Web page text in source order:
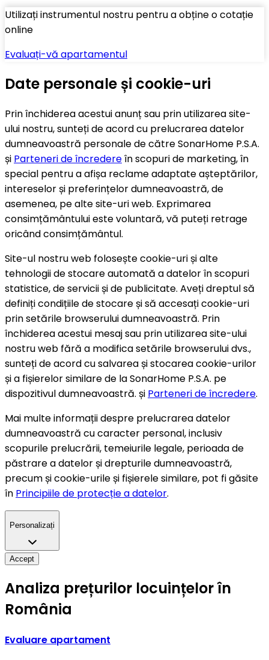
Utilizați instrumentul nostru pentru a obține o cotație
online
Evaluați-vă apartamentul
Date personale și cookie-uri
Prin închiderea acestui anunț sau prin utilizarea site-
ului nostru, sunteți de acord cu prelucrarea datelor
dumneavoastră personale de către SonarHome P.S.A.
și Parteneri de încredereîn scopuri de marketing, în
special pentru a afișa reclame adaptate așteptărilor,
intereselor și preferințelor dumneavoastră, de
asemenea, pe alte site-uri web. Exprimarea
consimțământului este voluntară, vă puteți retrage
oricând consimțământul.
Site-ul nostru web folosește cookie-uri și alte
tehnologii de stocare automată a datelor în scopuri
statistice, de servicii și de publicitate. Aveți dreptul să
definiți condițiile de stocare și să accesați cookie-uri
prin setările browserului dumneavoastră. Prin
închiderea acestui mesaj sau prin utilizarea site-ului
nostru web fără a modifica setările browserului dvs.,
sunteți de acord cu salvarea și stocarea cookie-urilor
și a fișierelor similare de la SonarHome P.S.A. pe
dispozitivul dumneavoastră. și Parteneri de încredere.
Mai multe informații despre prelucrarea datelor
dumneavoastră cu caracter personal, inclusiv
scopurile prelucrării, temeiurile legale, perioada de
păstrare a datelor și drepturile dumneavoastră,
precum și cookie-urile și fișierele similare, pot fi găsite
în Principiile de protecție a datelor.
Personalizați
Accept
Analiza prețurilor locuințelor în
România
Evaluare apartament